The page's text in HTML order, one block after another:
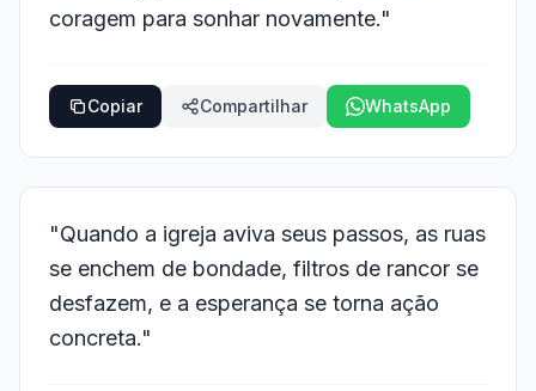
coragem para sonhar novamente."
Copiar Compartilhar WhatsApp
"Quando a igreja aviva seus passos, as ruas
se enchem de bondade, filtros de rancor se
desfazem, e a esperança se torna ação
concreta."